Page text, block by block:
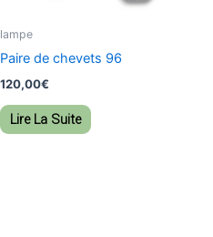
lampe
Paire de chevets 96
120,00€
Lire La Suite